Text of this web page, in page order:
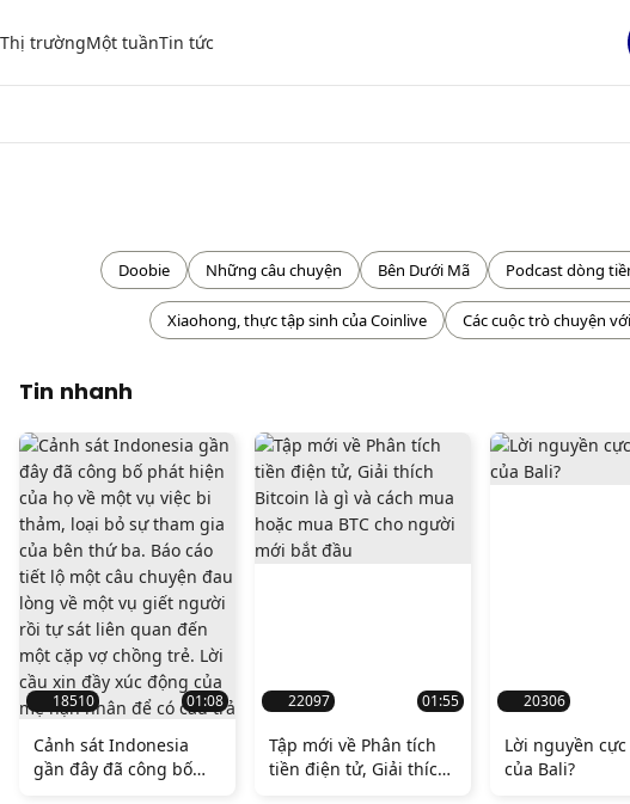
Thị trườngMột tuầnTin tức
Doobie Những câu chuyện Bên Dưới Mã Podcast dòng
Xiaohong, thực tập sinh của Coinlive Các cuộc trò chuyện với
Tin nhanh
18510 01:08
Cảnh sát Indonesia
gần đây đã công bố
22097 01:55
Tập mới về Phân tích
tiền điện tử, Giải thích
20306
Lời nguyền
của Bali?